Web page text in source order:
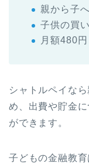
親から子
子供の買
月額480円
シャトルペイな
め、出費や貯金
ができます。
子どもの金融教